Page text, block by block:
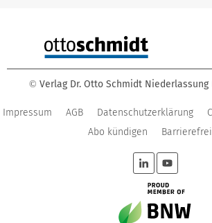
© Verlag Dr. Otto Schmidt Niederlassung
Impressum AGB Datenschutzerklärung
Abo kündigen